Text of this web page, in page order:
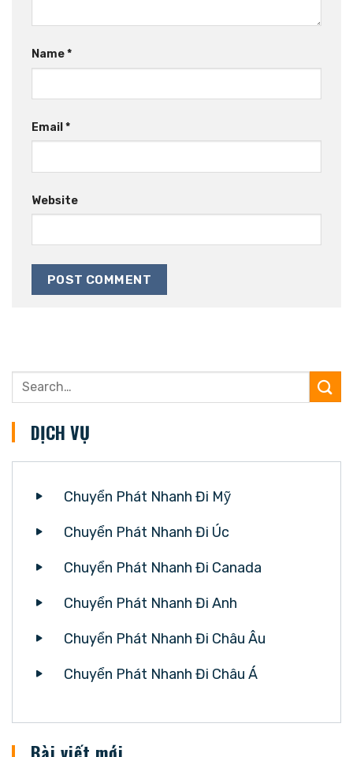
Name*
Email *
Website
DỊCH VỤ
Chuyển Phát Nhanh Đi Mỹ
Chuyển Phát Nhanh Đi Úc
Chuyển Phát Nhanh Đi Canada
Chuyển Phát Nhanh Đi Anh
Chuyển Phát Nhanh Đi Châu Âu
Chuyển Phát Nhanh Đi Châu Á